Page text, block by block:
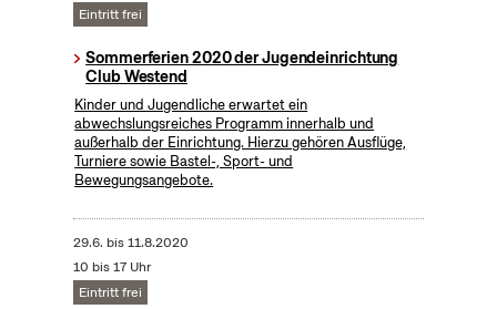
Eintritt frei
Sommerferien 2020 der Jugendeinrichtung
Club Westend
Kinder und Jugendliche erwartet ein
abwechslungsreiches Programm innerhalb und
außerhalb der Einrichtung. Hierzu gehören Ausflüge,
Turniere sowie Bastel-, Sport- und
Bewegungsangebote.
29.6. bis11.8.2020
10 bis 17 Uhr
Eintritt frei